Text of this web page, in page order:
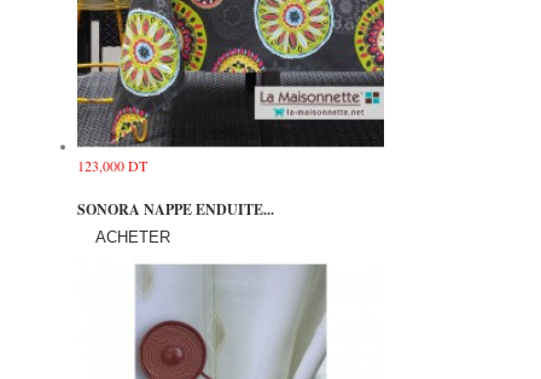
123,000 DT
SONORA NAPPE ENDUITE...
ACHETER